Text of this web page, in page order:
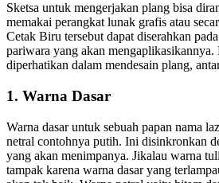
Sketsa untuk mengerjakan plang bisa
memakai perangkat lunak grafis atau
Cetak Biru tersebut dapat diserahkan
pariwara yang akan mengaplikasikannya.
diperhatikan dalam mendesain plang,
1. Warna Dasar
Warna dasar untuk sebuah papan nama
netral contohnya putih. Ini disinkronkan
yang akan menimpanya. Jikalau warna
tampak karena warna dasar yang